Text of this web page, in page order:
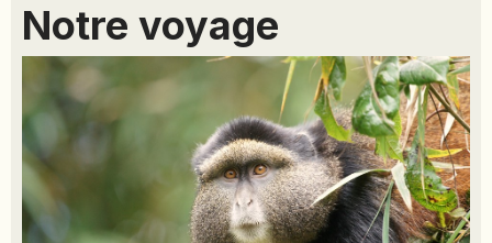
LITUANIE
MACÉDOINE DU NORD
MADAGASCAR
MAROC
MAURITANIE
MEXIQUE
MONGOLIE
MONTÉNÉGRO
Notre voyage